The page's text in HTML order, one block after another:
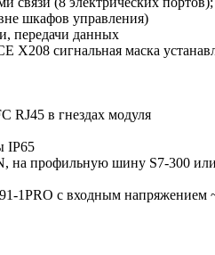
шкафов управления)
передачи данных
X208 сигнальная маска
RJ45 в гнездах модуля
IP65
профильную шину S7-300 или
1PRO с входным напряжением